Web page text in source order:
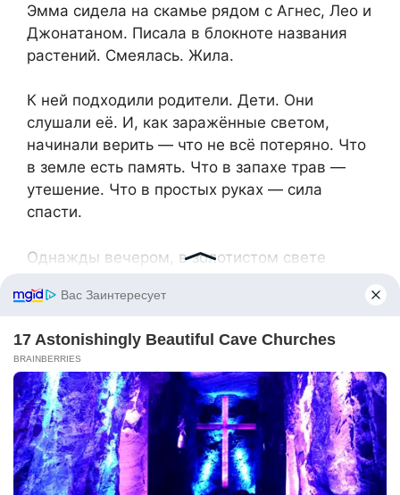
Эмма сидела на скамье рядом с Агнес, Лео и
Джонатаном. Писала в блокноте названия
растений. Смеялась. Жила.
К ней подходили родители. Дети. Они
слушали её. И, как заражённые светом,
начинали верить — что не всё потеряно. Что
в земле есть память. Что в запахе трав —
утешение. Что в простых руках — сила
спасти.
Однажды вечером, в золотистом свете
цветок. Земля была тёплой, податливой. Они
плавающими лепестками.
Рядом воткнули табличку:
«Радость земли»
— Что это значит? — спросил Джонатан,